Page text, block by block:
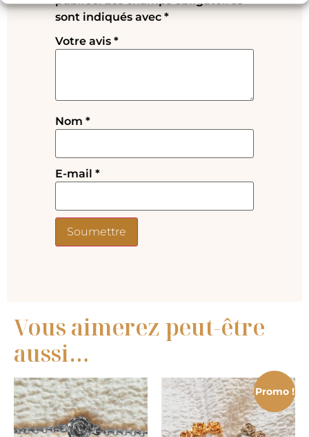
sont indiqués avec *
Votre avis *
Nom *
E-mail *
Vous aimerez peut-être
aussi…
Promo !